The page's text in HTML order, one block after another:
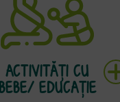
ACTIVITĂŢI CU
EDUCAŢIE